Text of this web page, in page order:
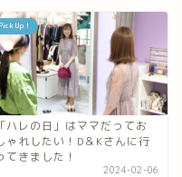
Pick Up！
「ハレの日」はママだってお
ゃれしたい！D＆Kさんに行
てきました！
2024-02-06